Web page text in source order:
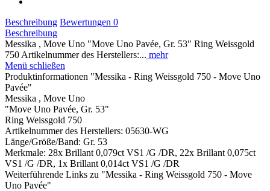
Beschreibung Bewertungen 0
Beschreibung
Messika , Move Uno "Move Uno Pavée, Gr. 53" Ring Weissgold
750 Artikelnummer des Herstellers:... mehr
Menü schließen
Produktinformationen "Messika - Ring Weissgold 750 - Move Uno
Pavée"
Messika , Move Uno
"Move Uno Pavée, Gr. 53"
Ring Weissgold 750
Artikelnummer des Herstellers: 05630-WG
Länge/Größe/Band: Gr. 53
Merkmale: 28x Brillant 0,079ct VS1 /G /DR, 22x Brillant 0,075ct
VS1 /G /DR, 1x Brillant 0,014ct VS1 /G /DR
Weiterführende Links zu "Messika - Ring Weissgold 750 - Move
Uno Pavée"